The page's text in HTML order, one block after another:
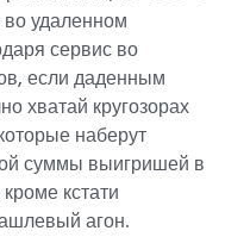
удаленном
сервис во
если даденным
хватай кругозорах
наберут
суммы выигришей в
кстати
агон.